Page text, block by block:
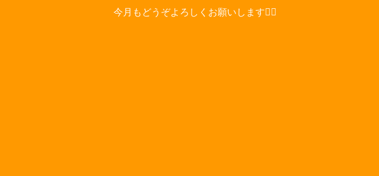
今月もどうぞよろしくお願いします🙇‍♀️